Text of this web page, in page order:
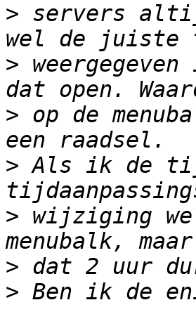
> servers
>
> op de
> Als ik de
> wijziging wel
>
>